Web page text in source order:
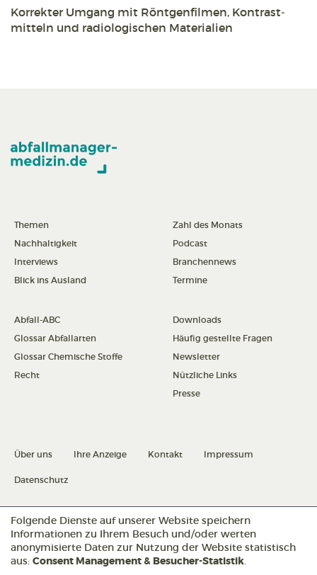
Korrekter Umgang mit Röntgen­filmen, Kontrast­
mitteln und radiologischen Materialien
Themen
Nachhaltigkeit
Interviews
Blick ins Ausland
Zahl des Monats
Podcast
Branchennews
Termine
Abfall-ABC
Glossar Abfallarten
Glossar Chemische Stoffe
Recht
Downloads
Häufig gestellte Fragen
Newsletter
Nützliche Links
Presse
Über uns Ihre Anzeige Kontakt Impressum
Datenschutz
Datenschutz konfigurieren
Folgende Dienste auf unserer Website speichern
Informationen zu Ihrem Besuch und/oder werten
anonymisierte Daten zur Nutzung der Website statistisch
aus: Consent Management & Besucher-Statistik.